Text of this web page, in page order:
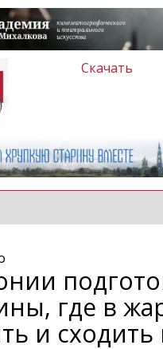
Скачать
где в
и сходить